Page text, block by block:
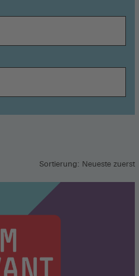
Sortierung: Neueste zuerst